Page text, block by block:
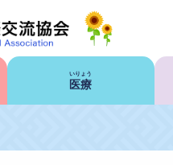
医療
いりょう